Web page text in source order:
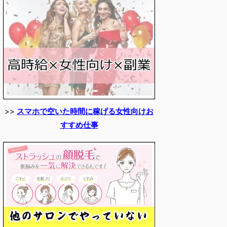
>> スマホで空いた時間に稼げる女性向けお
すすめ仕事